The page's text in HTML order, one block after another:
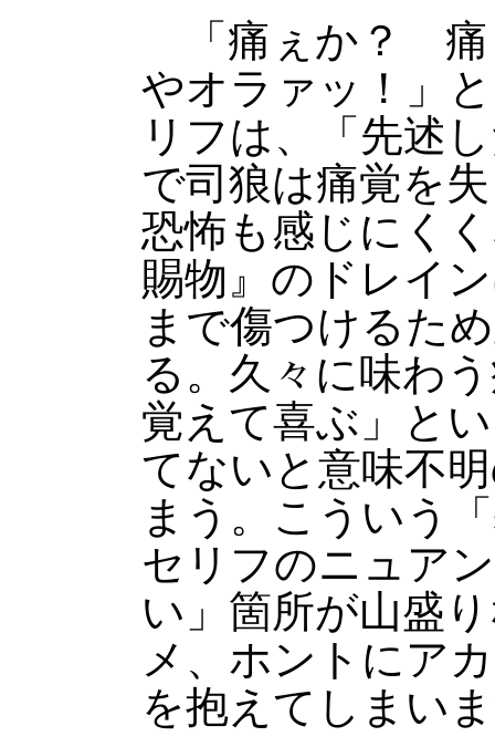
「痛ぇか？ 痛
やオラァッ！」
リフは、「先述
で司狼は痛覚を
恐怖も感じにく
賜物』のドレイ
まで傷つけるた
る。久々に味わ
覚えて喜ぶ」と
てないと意味不
まう。こういう
セリフのニュア
い」箇所が山盛
メ、ホントにア
を抱えてしまい